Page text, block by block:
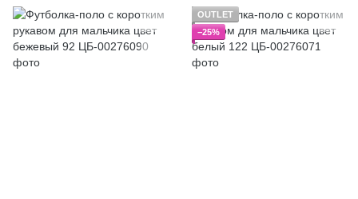
OUTLET
−25%